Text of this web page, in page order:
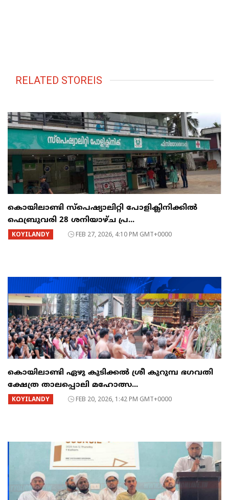
RELATED STOREIS
കൊയിലാണ്ടി സ്പെഷ്യാലിറ്റി പോളിക്ലിനിക്കിൽ
ഫെബ്രുവരി 28 ശനിയാഴ്ച പ്ര...
KOYILANDY FEB 27, 2026, 4:10 PM GMT+0000
കൊയിലാണ്ടി ഏഴു കുടിക്കൽ ശ്രീ കുറുമ്പ ഭഗവതി
ക്ഷേത്ര താലപ്പൊലി മഹോത്സ...
KOYILANDY FEB 20, 2026, 1:42 PM GMT+0000